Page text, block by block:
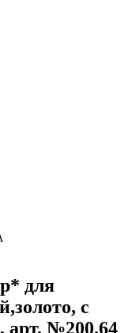
для
с
арт. №200.64